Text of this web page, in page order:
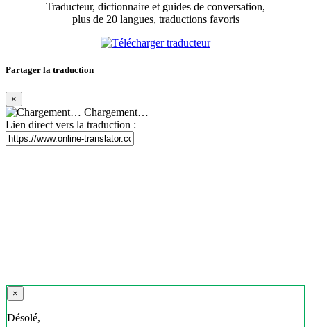
Traducteur, dictionnaire et guides de conversation,
plus de 20 langues, traductions favoris
Partager la traduction
×
Chargement…
Lien direct vers la traduction :
×
Désolé,